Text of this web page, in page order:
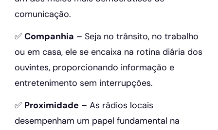
comunicação.
✅ Companhia – Seja no trânsito, no trabalho
ou em casa, ele se encaixa na rotina diária dos
ouvintes, proporcionando informação e
entretenimento sem interrupções.
✅ Proximidade – As rádios locais
desempenham um papel fundamental na